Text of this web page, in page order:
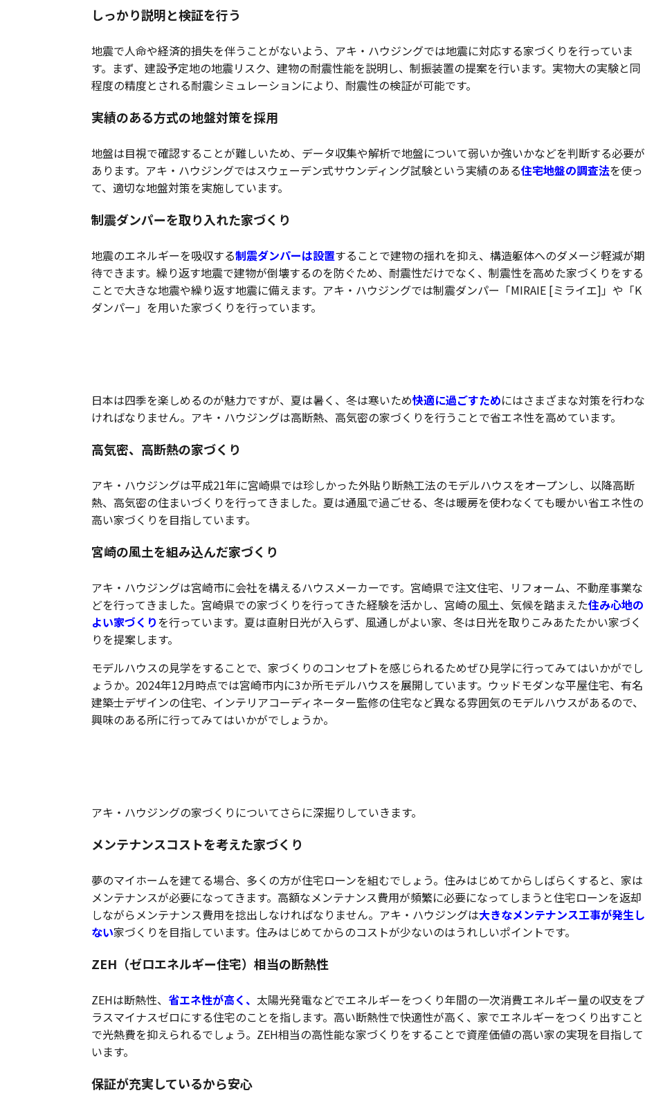
しっかり説明と検証を行う
地震で人命や経済的損失を伴うことがないよう、アキ・ハウジングでは地震に対応する家づくりを行っていま
す。まず、建設予定地の地震リスク、建物の耐震性能を説明し、制振装置の提案を行います。実物大の実験と同
程度の精度とされる耐震シミュレーションにより、耐震性の検証が可能です。
実績のある方式の地盤対策を採用
地盤は目視で確認することが難しいため、データ収集や解析で地盤について弱いか強いかなどを判断する必要が
あります。アキ・ハウジングではスウェーデン式サウンディング試験という実績のある住宅地盤の調査法を使っ
て、適切な地盤対策を実施しています。
制震ダンパーを取り入れた家づくり
地震のエネルギーを吸収する制震ダンパーは設置することで建物の揺れを抑え、構造躯体へのダメージ軽減が期
待できます。繰り返す地震で建物が倒壊するのを防ぐため、耐震性だけでなく、制震性を高めた家づくりをする
ことで大きな地震や繰り返す地震に備えます。アキ・ハウジングでは制震ダンパー「MIRAIE [ミライエ]」や「K
ダンパー」を用いた家づくりを行っています。
日本は四季を楽しめるのが魅力ですが、夏は暑く、冬は寒いため快適に過ごすためにはさまざまな対策を行わな
ければなりません。アキ・ハウジングは高断熱、高気密の家づくりを行うことで省エネ性を高めています。
高気密、高断熱の家づくり
アキ・ハウジングは平成21年に宮崎県では珍しかった外貼り断熱工法のモデルハウスをオープンし、以降高断
熱、高気密の住まいづくりを行ってきました。夏は通風で過ごせる、冬は暖房を使わなくても暖かい省エネ性の
高い家づくりを目指しています。
宮崎の風土を組み込んだ家づくり
アキ・ハウジングは宮崎市に会社を構えるハウスメーカーです。宮崎県で注文住宅、リフォーム、不動産事業な
どを行ってきました。宮崎県での家づくりを行ってきた経験を活かし、宮崎の風土、気候を踏まえた住み心地の
よい家づくりを行っています。夏は直射日光が入らず、風通しがよい家、冬は日光を取りこみあたたかい家づく
りを提案します。
モデルハウスの見学をすることで、家づくりのコンセプトを感じられるためぜひ見学に行ってみてはいかがでし
ょうか。2024年12月時点では宮崎市内に3か所モデルハウスを展開しています。ウッドモダンな平屋住宅、有名
建築士デザインの住宅、インテリアコーディネーター監修の住宅など異なる雰囲気のモデルハウスがあるので、
興味のある所に行ってみてはいかがでしょうか。
アキ・ハウジングの家づくりについてさらに深掘りしていきます。
メンテナンスコストを考えた家づくり
夢のマイホームを建てる場合、多くの方が住宅ローンを組むでしょう。住みはじめてからしばらくすると、家は
メンテナンスが必要になってきます。高額なメンテナンス費用が頻繁に必要になってしまうと住宅ローンを返却
しながらメンテナンス費用を捻出しなければなりません。アキ・ハウジングは大きなメンテナンス工事が発生し
ない家づくりを目指しています。住みはじめてからのコストが少ないのはうれしいポイントです。
ZEH（ゼロエネルギー住宅）相当の断熱性
ZEHは断熱性、 省エネ性が高く、 太陽光発電などでエネルギーをつくり年間の一次消費エネルギー量の収支をプ
ラスマイナスゼロにする住宅のことを指します。高い断熱性で快適性が高く、家でエネルギーをつくり出すこと
で光熱費を抑えられるでしょう。ZEH相当の高性能な家づくりをすることで資産価値の高い家の実現を目指して
います。
保証が充実しているから安心